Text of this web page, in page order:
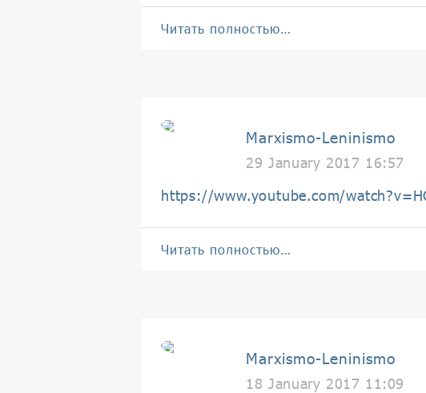
Читать полностью…
Marxismo-Leninismo
29 January 2017 16:57
https://www.youtube.com/
Читать полностью…
Marxismo-Leninismo
18 January 2017 11:09